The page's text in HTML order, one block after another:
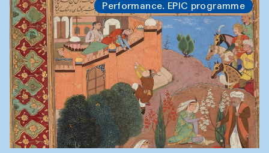
Performance. EPIC programme